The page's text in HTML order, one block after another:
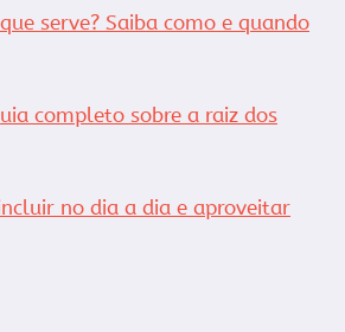
serve? Saiba como e quando
completo sobre a raiz dos
no dia a dia e aproveitar